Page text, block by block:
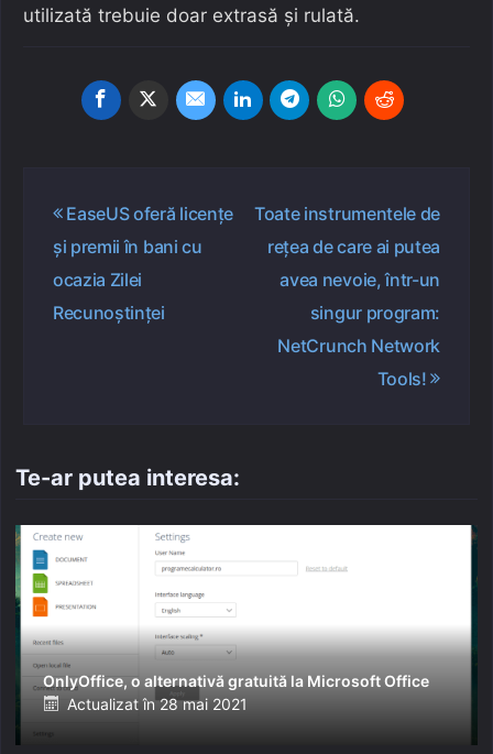
utilizată trebuie doar extrasă și rulată.
Navigare
articole
EaseUS oferă licențe
și premii în bani cu
ocazia Zilei
Recunoștinței
Toate instrumentele de
rețea de care ai putea
avea nevoie, într-un
singur program:
NetCrunch Network
Tools!
Te-ar putea interesa:
OnlyOffice, o alternativă gratuită la Microsoft Office
Posted
Actualizat în 28 mai 2021